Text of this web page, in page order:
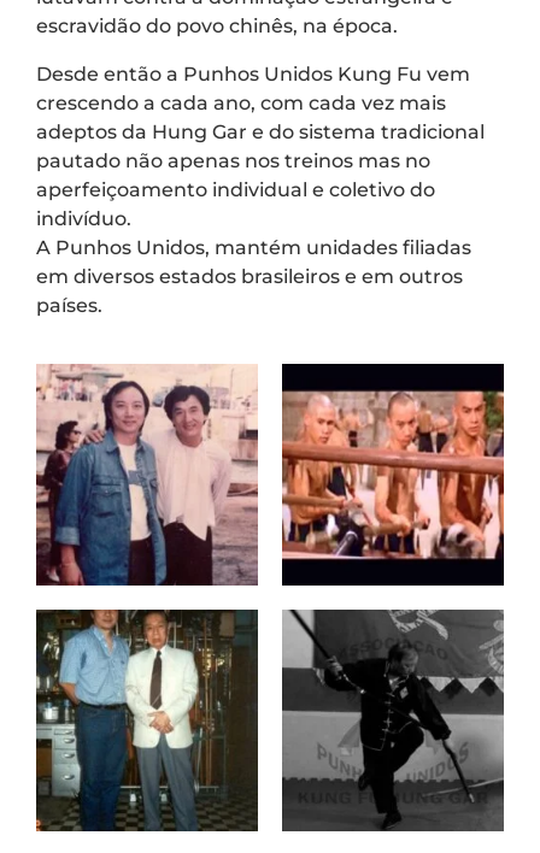
escravidão do povo chinês, na época.
Desde então a Punhos Unidos Kung Fu vem
crescendo a cada ano, com cada vez mais
adeptos da Hung Gar e do sistema tradicional
pautado não apenas nos treinos mas no
aperfeiçoamento individual e coletivo do
indivíduo.
A Punhos Unidos, mantém unidades filiadas
em diversos estados brasileiros e em outros
países.